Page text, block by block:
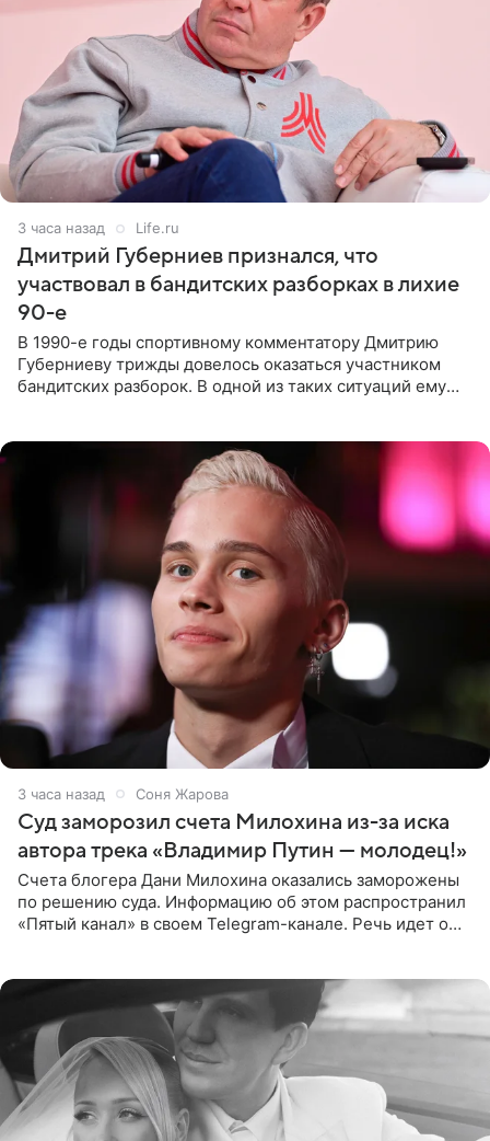
3 часа назад Life.ru
Дмитрий Губерниев признался, что
участвовал в бандитских разборках в лихие
90-е
В 1990-е годы спортивному комментатору Дмитрию
Губерниеву трижды довелось оказаться участником
бандитских разборок. В одной из таких ситуаций ему
3 часа назад Соня Жарова
Суд заморозил счета Милохина из-за иска
автора трека «Владимир Путин — молодец!»
Счета блогера Дани Милохина оказались заморожены
по решению суда. Информацию об этом распространил
«Пятый канал» в своем Telegram-канале. Речь идет о